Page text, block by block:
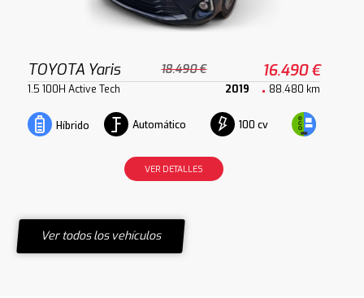
TOYOTA Yaris 18.490 € 16.490 €
1.5 100H Active Tech 2019 88.480 km
Híbrido Automático 100 cv
VER DETALLES
Ver todos los vehículos